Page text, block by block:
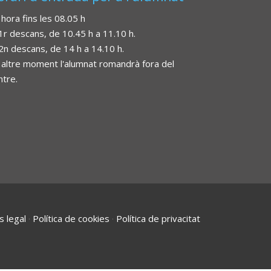
fins les 08.05 h
descans, de 10.45 h a 11.10 h.
descans, de 14 h a 14.10 h.
altre moment l'alumnat romandrà fora del
legal · Política de cookies · Política de privacitat